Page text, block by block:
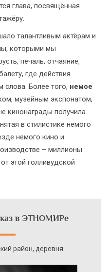
глава, посвящённая
талантливым актёрам и
которыми мы
печаль, отчаяние,
где действия
Более того, немое
музейным экспонатом,
кинонаграды получила
в стилистике немого
немого кино и
– миллионы
этой голливудской
в ЭТНОМИРе
район, деревня